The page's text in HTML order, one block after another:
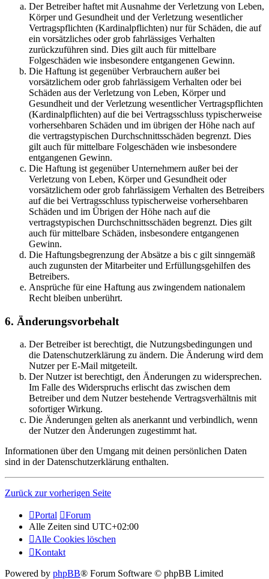
Der Betreiber haftet mit Ausnahme der Verletzung von Leben,
Körper und Gesundheit und der Verletzung wesentlicher
Vertragspflichten (Kardinalpflichten) nur für Schäden, die auf
ein vorsätzliches oder grob fahrlässiges Verhalten
zurückzuführen sind. Dies gilt auch für mittelbare
Folgeschäden wie insbesondere entgangenen Gewinn.
Die Haftung ist gegenüber Verbrauchern außer bei
vorsätzlichem oder grob fahrlässigem Verhalten oder bei
Schäden aus der Verletzung von Leben, Körper und
Gesundheit und der Verletzung wesentlicher Vertragspflichten
(Kardinalpflichten) auf die bei Vertragsschluss typischerweise
vorhersehbaren Schäden und im übrigen der Höhe nach auf
die vertragstypischen Durchschnittsschäden begrenzt. Dies
gilt auch für mittelbare Folgeschäden wie insbesondere
entgangenen Gewinn.
Die Haftung ist gegenüber Unternehmern außer bei der
Verletzung von Leben, Körper und Gesundheit oder
vorsätzlichem oder grob fahrlässigem Verhalten des Betreibers
auf die bei Vertragsschluss typischerweise vorhersehbaren
Schäden und im Übrigen der Höhe nach auf die
vertragstypischen Durchschnittsschäden begrenzt. Dies gilt
auch für mittelbare Schäden, insbesondere entgangenen
Gewinn.
Die Haftungsbegrenzung der Absätze a bis c gilt sinngemäß
auch zugunsten der Mitarbeiter und Erfüllungsgehilfen des
Betreibers.
Ansprüche für eine Haftung aus zwingendem nationalem
Recht bleiben unberührt.
6. Änderungsvorbehalt
Der Betreiber ist berechtigt, die Nutzungsbedingungen und
die Datenschutzerklärung zu ändern. Die Änderung wird dem
Nutzer per E-Mail mitgeteilt.
Der Nutzer ist berechtigt, den Änderungen zu widersprechen.
Im Falle des Widerspruchs erlischt das zwischen dem
Betreiber und dem Nutzer bestehende Vertragsverhältnis mit
sofortiger Wirkung.
Die Änderungen gelten als anerkannt und verbindlich, wenn
der Nutzer den Änderungen zugestimmt hat.
Informationen über den Umgang mit deinen persönlichen Daten
sind in der Datenschutzerklärung enthalten.
Zurück zur vorherigen Seite
Portal
Forum
Alle Zeiten sind UTC+02:00
Alle Cookies löschen
Kontakt
Powered by phpBB® Forum Software © phpBB Limited